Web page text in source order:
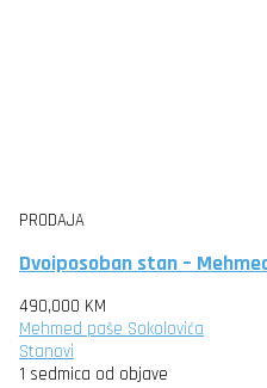
PRODAJA
Dvoiposoban stan –
490,000 KM
Mehmed paše Sokolovića
Stanovi
1 sedmica od objave